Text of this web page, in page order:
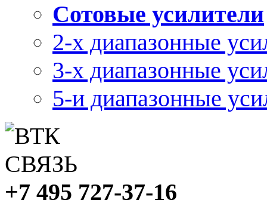
Сотовые усилители
2-х диапазонные
3-х диапазонные
5-и диапазонные
+7 495 727-37-16